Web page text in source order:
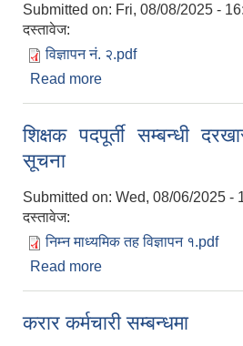
Submitted on: Fri, 08/08/2025 -
दस्तावेज:
विज्ञापन नं. २.pdf
Read more
शिक्षक पदपूर्ती सम्बन्धी
सूचना
Submitted on: Wed, 08/06/2025 -
दस्तावेज:
निम्न माध्यमिक तह विज्ञापन १.pdf
Read more
करार कर्मचारी सम्बन्धमा